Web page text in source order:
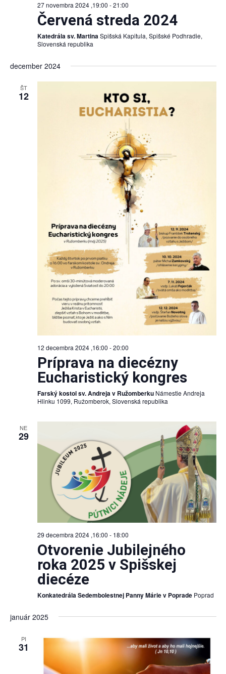
27 novembra 2024 ,19:00 -21:00
Červená streda 2024
Katedrála sv. MartinaSpišská Kapitula, Spišské Podhradie,
Slovenská republika
december 2024
ŠT
12
12 decembra 2024 ,16:00 -20:00
Príprava na diecézny
Eucharistický kongres
Farský kostol sv. Andreja v Ružomberku Námestie Andreja
Hlinku 1099, Ružomberok, Slovenská republika
NE
29
29 decembra 2024 ,16:00 - 18:00
Otvorenie Jubilejného
roka 2025 v Spišskej
diecéze
Konkatedrála Sedembolestnej Panny Márie v Poprade Poprad
január 2025
PI
31